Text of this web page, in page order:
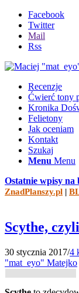
Facebook
Twitter
Mail
Rss
Recenzje
Ćwierć tony
Kronika
Felietony
Jak oceniam
Kontakt
Szukaj
Menu Menu
Ostatnie wpisy na
ZnadPlanszy.pl |
Scythe,
30 stycznia 2017/4
"mat_eyo" Matejko